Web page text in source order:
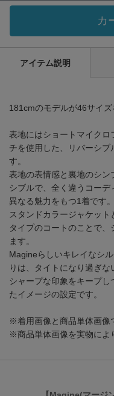
カ
アイテム説明
181cmのモデルが46サイズ
表地にはショートマイクロ
チを使用した、リバーシ
す。
表地の表情感と裏地のシン
シブルで、全く違うコー
異なる魅力をもつ1着です。
スタンドカラージャケッ
タイプのコートのことで
ます。
Magineらしいキレイなシ
りは、タイトになり過ぎな
シャープな印象をキープ
たイメージの設定です。
※着用画像と商品単体画像
※商品単体画像を実物によ